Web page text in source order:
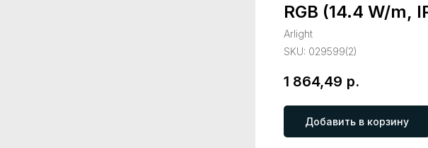
RGB (14.4 W/m,
Arlight
SKU: 029599(2)
1 864,49 р.
Добавить в корзину